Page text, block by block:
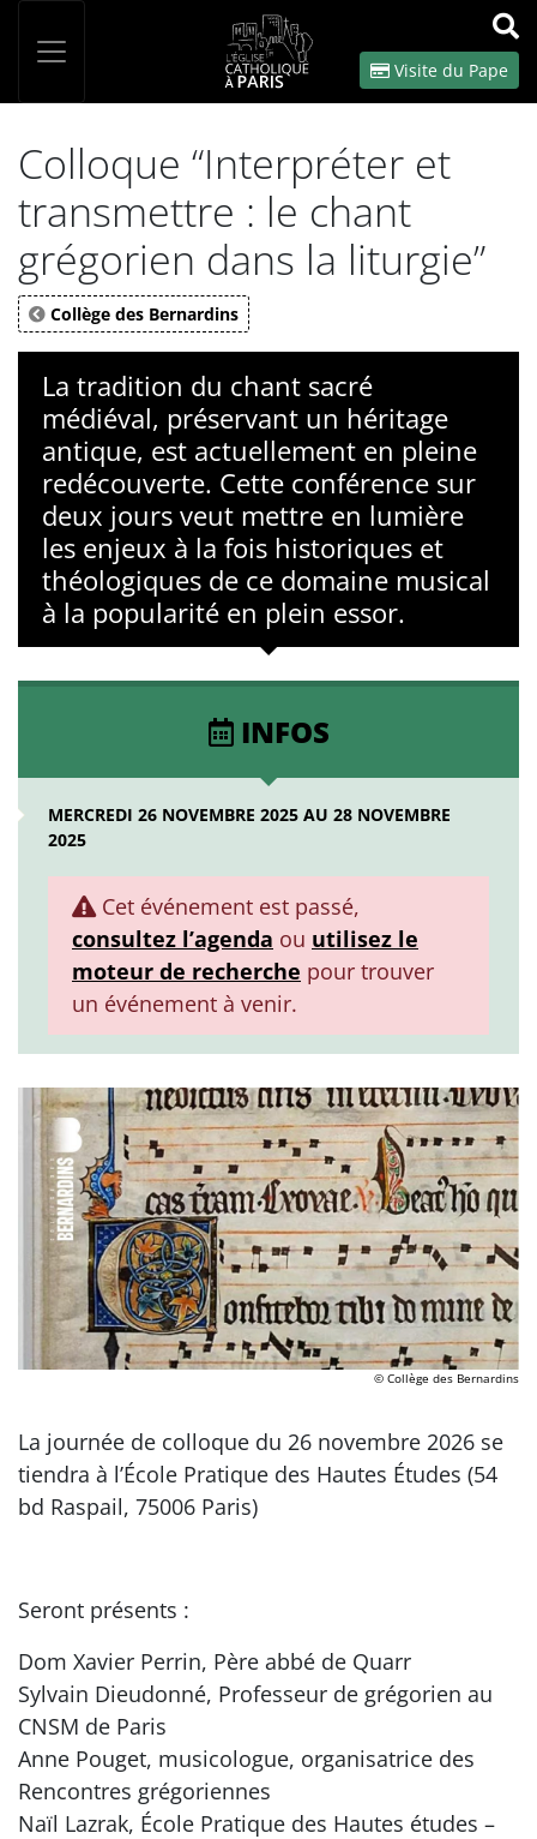
OK
Visite du Pape
Colloque “Interpréter et
transmettre : le chant
grégorien dans la liturgie”
Collège des Bernardins
La tradition du chant sacré
médiéval, préservant un héritage
antique, est actuellement en pleine
redécouverte. Cette conférence sur
deux jours veut mettre en lumière
les enjeux à la fois historiques et
théologiques de ce domaine musical
à la popularité en plein essor.
INFOS
MERCREDI 26 NOVEMBRE 2025 AU 28 NOVEMBRE
2025
Cet événement est passé,
consultez l’agenda ou utilisez le
moteur de recherche pour trouver
un événement à venir.
© Collège des Bernardins
La journée de colloque du 26 novembre 2026 se
tiendra à l’École Pratique des Hautes Études (54
bd Raspail, 75006 Paris)
Seront présents :
Dom Xavier Perrin, Père abbé de Quarr
Sylvain Dieudonné, Professeur de grégorien au
CNSM de Paris
Anne Pouget, musicologue, organisatrice des
Rencontres grégoriennes
Naïl Lazrak, École Pratique des Hautes études –
Panneau de gestion des cookies